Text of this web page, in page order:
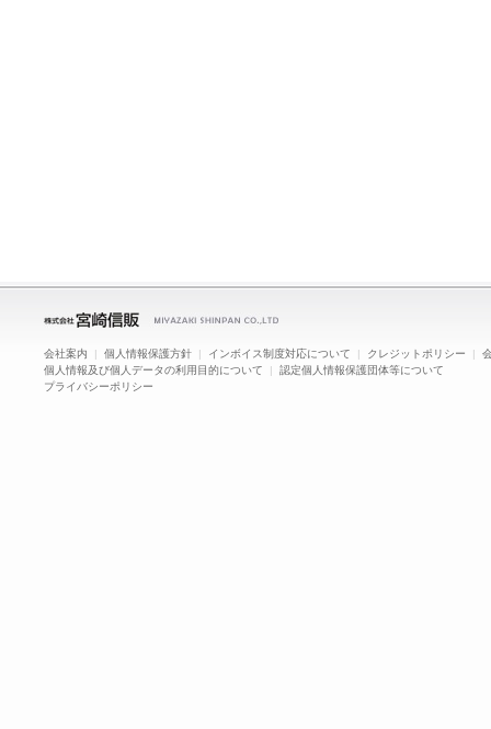
会社案内 | 個人情報保護方針 | インボイス制度対応について | クレジットポリシー |
個人情報及び個人データの利用目的について | 認定個人情報保護団体等について
プライバシーポリシー